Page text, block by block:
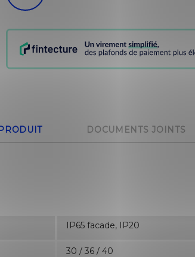
DOCUMENTS JOINTS
IP65 facade, IP20
30 / 36 / 40